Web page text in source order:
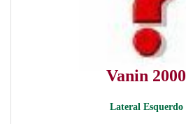
Vanin 2000
Lateral Esquerdo